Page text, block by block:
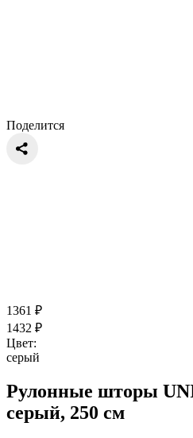
Поделится
1361 ₽
1432 ₽
Цвет:
серый
Рулонные шторы
серый, 250 см